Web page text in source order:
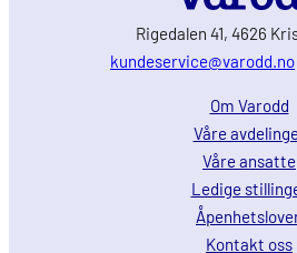
Rigedalen 41, 4626
kundeservice@varodd.no
Om Varodd
Våre
Våre ansatte
Ledige
Kontakt oss